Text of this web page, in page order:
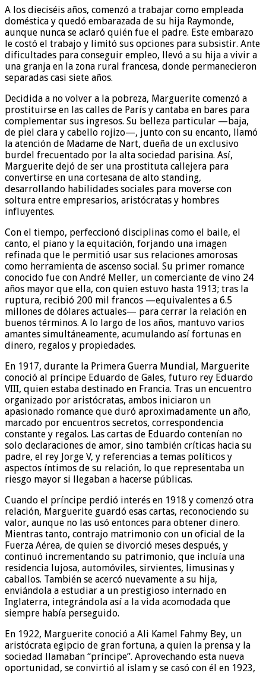
A los dieciséis años, comenzó a trabajar como empleada
doméstica y quedó embarazada de su hija Raymonde,
aunque nunca se aclaró quién fue el padre. Este embarazo
le costó el trabajo y limitó sus opciones para subsistir. Ante
dificultades para conseguir empleo, llevó a su hija a vivir a
una granja en la zona rural francesa, donde permanecieron
separadas casi siete años.
Decidida a no volver a la pobreza, Marguerite comenzó a
prostituirse en las calles de París y cantaba en bares para
complementar sus ingresos. Su belleza particular —baja,
de piel clara y cabello rojizo—, junto con su encanto, llamó
la atención de Madame de Nart, dueña de un exclusivo
burdel frecuentado por la alta sociedad parisina. Así,
Marguerite dejó de ser una prostituta callejera para
convertirse en una cortesana de alto standing,
desarrollando habilidades sociales para moverse con
soltura entre empresarios, aristócratas y hombres
influyentes.
Con el tiempo, perfeccionó disciplinas como el baile, el
canto, el piano y la equitación, forjando una imagen
refinada que le permitió usar sus relaciones amorosas
como herramienta de ascenso social. Su primer romance
conocido fue con André Meller, un comerciante de vino 24
años mayor que ella, con quien estuvo hasta 1913; tras la
ruptura, recibió 200 mil francos —equivalentes a 6.5
millones de dólares actuales— para cerrar la relación en
buenos términos. A lo largo de los años, mantuvo varios
amantes simultáneamente, acumulando así fortunas en
dinero, regalos y propiedades.
En 1917, durante la Primera Guerra Mundial, Marguerite
conoció al príncipe Eduardo de Gales, futuro rey Eduardo
VIII, quien estaba destinado en Francia. Tras un encuentro
organizado por aristócratas, ambos iniciaron un
apasionado romance que duró aproximadamente un año,
marcado por encuentros secretos, correspondencia
constante y regalos. Las cartas de Eduardo contenían no
solo declaraciones de amor, sino también críticas hacia su
padre, el rey Jorge V, y referencias a temas políticos y
aspectos íntimos de su relación, lo que representaba un
riesgo mayor si llegaban a hacerse públicas.
Cuando el príncipe perdió interés en 1918 y comenzó otra
relación, Marguerite guardó esas cartas, reconociendo su
valor, aunque no las usó entonces para obtener dinero.
Mientras tanto, contrajo matrimonio con un oficial de la
Fuerza Aérea, de quien se divorció meses después, y
continuó incrementando su patrimonio, que incluía una
residencia lujosa, automóviles, sirvientes, limusinas y
caballos. También se acercó nuevamente a su hija,
enviándola a estudiar a un prestigioso internado en
Inglaterra, integrándola así a la vida acomodada que
siempre había perseguido.
En 1922, Marguerite conoció a Ali Kamel Fahmy Bey, un
aristócrata egipcio de gran fortuna, a quien la prensa y la
sociedad llamaban “príncipe”. Aprovechando esta nueva
oportunidad, se convirtió al islam y se casó con él en 1923,